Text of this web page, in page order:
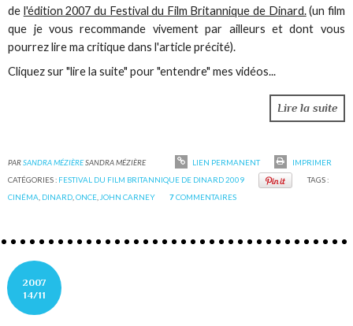
de l'édition 2007 du Festival du Film Britannique de Dinard.(un film
que je vous recommande vivement par ailleurs et dont vous
pourrez lire ma critique dans l'article précité).
Cliquez sur "lire la suite" pour "entendre" mes vidéos...
Lire la suite
PARSANDRA MÉZIÈRESANDRA MÉZIÈRE LIEN PERMANENT
IMPRIMER
CATÉGORIES : FESTIVAL DU FILM BRITANNIQUE DE DINARD 2009
TAGS :
CINÉMA DINARD ,ONCE JOHN CARNEY 7COMMENTAIRES
2007
14/11